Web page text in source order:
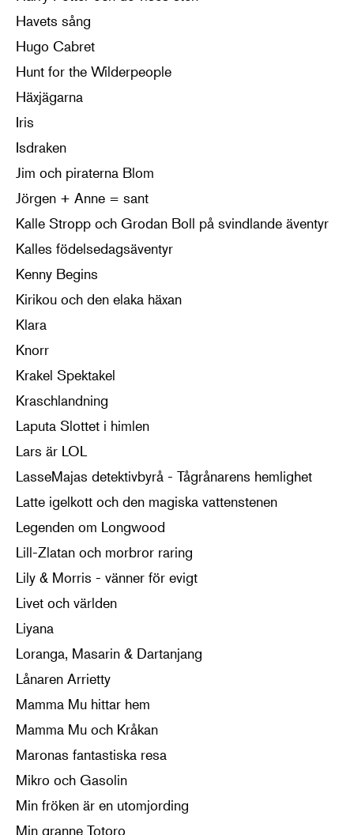
Havets sång
Hugo Cabret
Hunt for the Wilderpeople
Häxjägarna
Iris
Isdraken
Jim och piraterna Blom
Jörgen + Anne = sant
Kalle Stropp och Grodan Boll på svindlande äventyr
Kalles födelsedagsäventyr
Kenny Begins
Kirikou och den elaka häxan
Klara
Knorr
Krakel Spektakel
Kraschlandning
Laputa Slottet i himlen
Lars är LOL
LasseMajas detektivbyrå - Tågrånarens hemlighet
Latte igelkott och den magiska vattenstenen
Legenden om Longwood
Lill-Zlatan och morbror raring
Lily & Morris - vänner för evigt
Livet och världen
Liyana
Loranga, Masarin & Dartanjang
Lånaren Arrietty
Mamma Mu hittar hem
Mamma Mu och Kråkan
Maronas fantastiska resa
Mikro och Gasolin
Min fröken är en utomjording
Min granne Totoro